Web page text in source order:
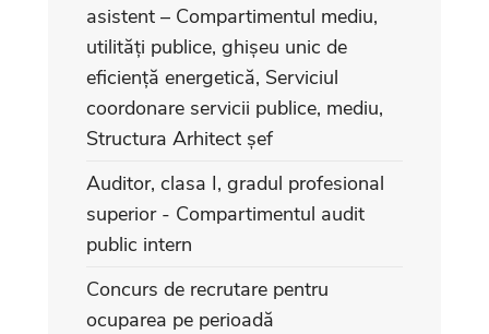
asistent – Compartimentul mediu,
utilități publice, ghișeu unic de
eficiență energetică, Serviciul
coordonare servicii publice, mediu,
Structura Arhitect șef
Auditor, clasa I, gradul profesional
superior - Compartimentul audit
public intern
Concurs de recrutare pentru
ocuparea pe perioadă